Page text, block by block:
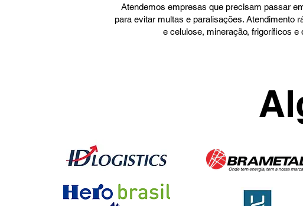
Atendemos empresas que precisam passar
para evitar multas e paralisações. Atendimento
e celulose, mineração, frigoríficos